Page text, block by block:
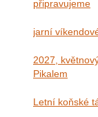
připravujeme
jarní
2027,
Pikalem
Letní koňské